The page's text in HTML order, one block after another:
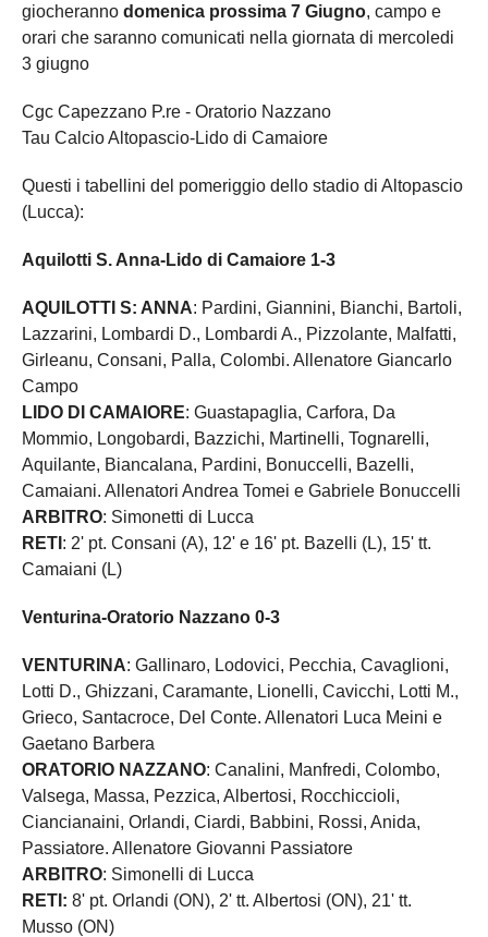
giocheranno domenica prossima 7 Giugno, campo e
orari che saranno comunicati nella giornata di mercoledi
3 giugno
Cgc Capezzano P.re - Oratorio Nazzano
Tau Calcio Altopascio-Lido di Camaiore
Questi i tabellini del pomeriggio dello stadio di Altopascio
(Lucca):
Aquilotti S. Anna-Lido di Camaiore 1-3
AQUILOTTI S: ANNA: Pardini, Giannini, Bianchi, Bartoli,
Lazzarini, Lombardi D., Lombardi A., Pizzolante, Malfatti,
Girleanu, Consani, Palla, Colombi. Allenatore Giancarlo
Campo
LIDO DI CAMAIORE: Guastapaglia, Carfora, Da
Mommio, Longobardi, Bazzichi, Martinelli, Tognarelli,
Aquilante, Biancalana, Pardini, Bonuccelli, Bazelli,
Camaiani. Allenatori Andrea Tomei e Gabriele Bonuccelli
ARBITRO: Simonetti di Lucca
RETI : 2' pt. Consani (A), 12' e 16' pt. Bazelli (L), 15' tt.
Camaiani (L)
Venturina-Oratorio Nazzano 0-3
VENTURINA: Gallinaro, Lodovici, Pecchia, Cavaglioni,
Lotti D., Ghizzani, Caramante, Lionelli, Cavicchi, Lotti M.,
Grieco, Santacroce, Del Conte. Allenatori Luca Meini e
Gaetano Barbera
ORATORIO NAZZANO: Canalini, Manfredi, Colombo,
Valsega, Massa, Pezzica, Albertosi, Rocchiccioli,
Ciancianaini, Orlandi, Ciardi, Babbini, Rossi, Anida,
Passiatore. Allenatore Giovanni Passiatore
ARBITRO: Simonelli di Lucca
RETI: 8' pt. Orlandi (ON), 2' tt. Albertosi (ON), 21' tt.
Musso (ON)